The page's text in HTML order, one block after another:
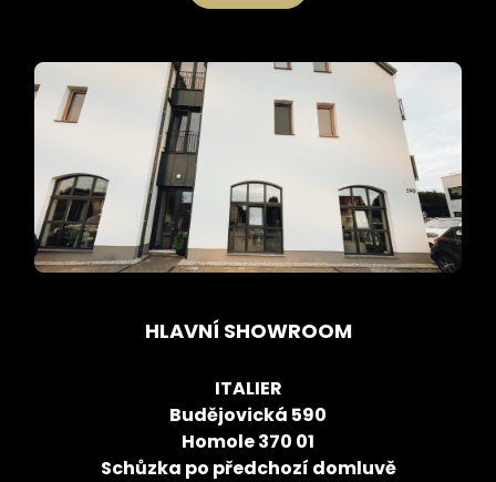
HLAVNÍ SHOWROOM
ITALIER
Budějovická 590
Homole 370 01
Schůzka po předchozí domluvě